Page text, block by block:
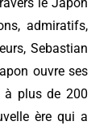
admiratifs,
Sebastian
ouvre ses
à plus de 200
ère qui a